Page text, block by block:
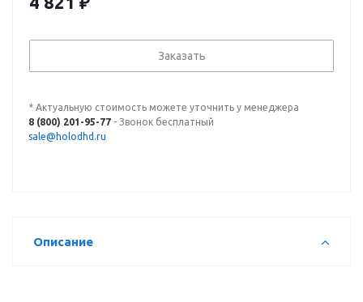
Заказать
* Актуальную стоимость можете уточнить у менеджера
8 (800) 201-95-77 - Звонок бесплатный
sale@holodhd.ru
Описание